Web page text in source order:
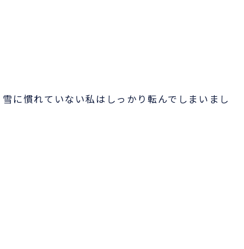
に慣れていない私はしっかり転んでしまいまし